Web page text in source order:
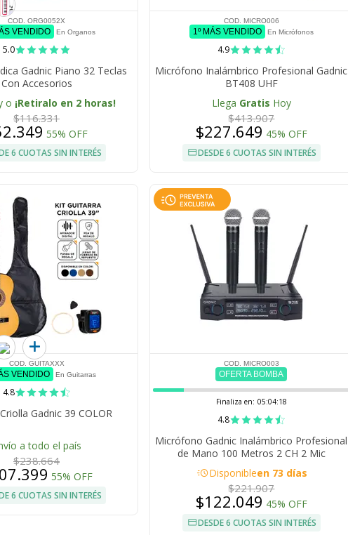
COD. ORG0052X
VENDIDO En Organos
5.0
Gadnic Piano 32 Teclas
Con Accesorios
o ¡Retiralo en 2 horas!
$116.331
55% OFF
6 CUOTAS SIN INTERÉS
COD. MICRO006
1º MÁS VENDIDO En Micrófonos
4.9
Micrófono Inalámbrico Profesional Gadnic
BT408 UHF
Llega Gratis Hoy
$413.907
$227.649 45% OFF
DESDE 6 CUOTAS SIN INTERÉS
COD. GUITAXXX
VENDIDO En Guitarras
4.8
Gadnic 39 COLOR
a todo el país
$238.664
55% OFF
6 CUOTAS SIN INTERÉS
COD. MICRO003
OFERTA BOMBA
Finaliza en: 05:04:17
4.8
Micrófono Gadnic Inalámbrico Profesional
de Mano 100 Metros 2 CH 2 Mic
Autonomía 10 Horas
acuteDisponibleen 73 días
$221.907
$122.049 45% OFF
DESDE 6 CUOTAS SIN INTERÉS